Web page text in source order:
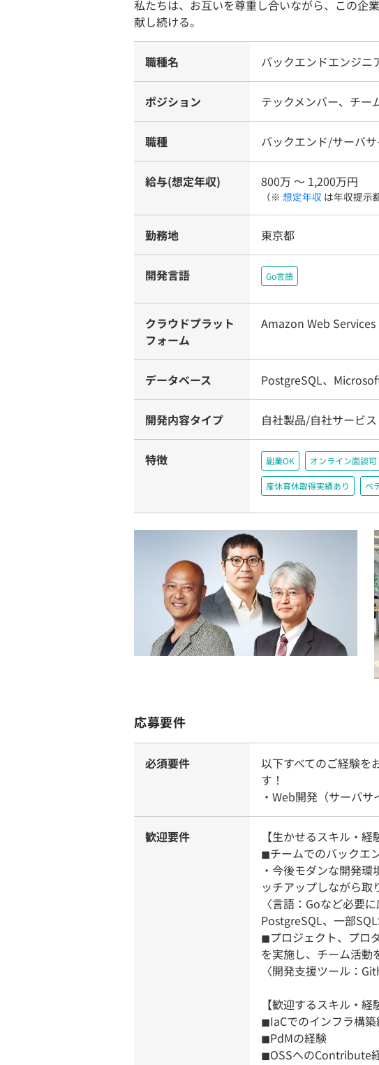
私たちは、お互いを尊重し合いながら、この企
献し続ける。
職種名 バックエンドエンジニ
ポジション テックメンバー、チー
職種 バックエンド/サーバ
給与(想定年収) 800万 〜 1,200万円
（※ 想定年収 は年収提示
勤務地 東京都
開発言語 Go言語
クラウドプラット
フォーム
Amazon Web Services
データベース PostgreSQL、
開発内容タイプ 自社製品/自社サービス
特徴 副業OK オンライン面談可
産休育休取得実績あり ベ
応募要件
必須要件
以下すべてのご経験を
す！
・Web開発（サーバ
歓迎要件
【生かせるスキル・経
◼︎チームでのバックエ
・今後モダンな開発
ッチアップしながら取
〈言語：Goなど必要
PostgreSQL、一部
◼︎プロジェクト、プロ
を実施し、チーム活動
〈開発支援ツール：
【歓迎するスキル・経
◼︎IaCでのインフラ構
◼︎PdMの経験
◼︎OSSへのContribute